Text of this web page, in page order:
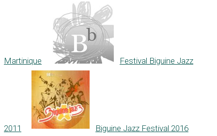
Martinique Festival Biguine Jazz
2011 Biguine Jazz Festival 2016